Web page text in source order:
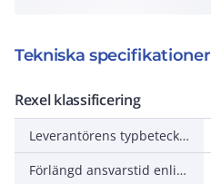
Tekniska specifikationer
Rexel klassificering
Leverantörens typbeteckning
Förlängd ansvarstid enligt ALEM-09